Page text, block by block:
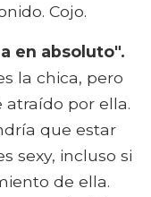
Cojo.
en absoluto".
la chica, pero
atraído por ella.
que estar
sexy, incluso si
de ella.